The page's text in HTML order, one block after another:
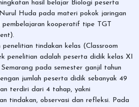
hasil belajar Biologi peserta
Huda pada materi pokok jaringan
pembelajaran kooperatif tipe TGT
penelitian tindakan kelas (Classroom
penelitian adalah peserta didik kelas XI
pada semester ganjil tahun
jumlah peserta didik sebanyak 49
terdiri dari 4 tahap, yakni
tindakan, observasi dan refleksi. Pada